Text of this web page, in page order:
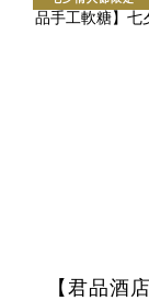
【君品酒